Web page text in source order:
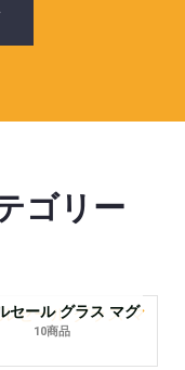
ゴリー
セール グラス マグ
10商品